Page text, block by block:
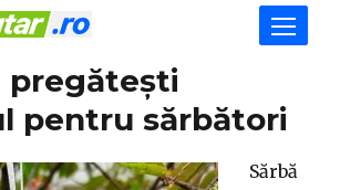
pregătești
pentru sărbători
Sărbă